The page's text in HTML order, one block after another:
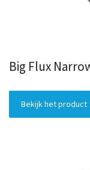
Big Flux
Bekijk het product